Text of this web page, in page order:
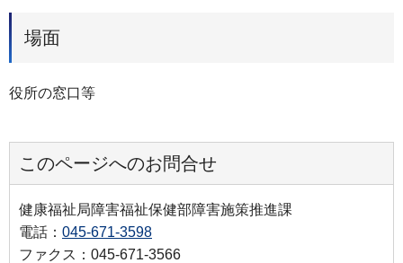
場面
役所の窓口等
このページへのお問合せ
健康福祉局障害福祉保健部障害施策推進課
電話： 045-671-3598
ファクス：045-671-3566